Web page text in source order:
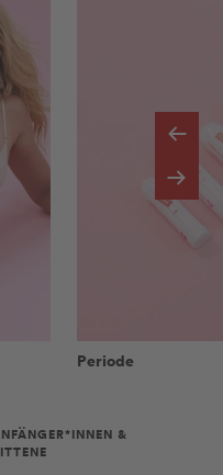
Periode
Zurück
Weiter
&